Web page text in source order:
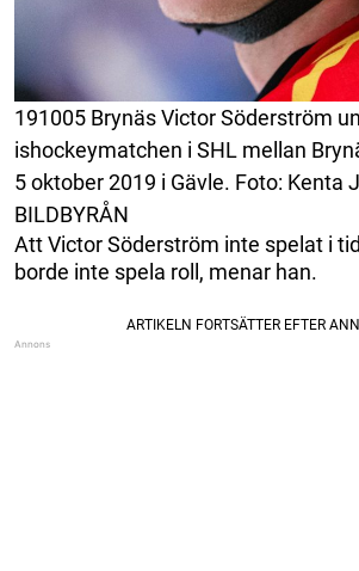
191005 Brynäs Victor Söderström
ishockeymatchen i SHL mellan
5 oktober 2019 i Gävle. Foto: Kenta
BILDBYRÅN
Att Victor Söderström inte spelat i
borde inte spela roll, menar han.